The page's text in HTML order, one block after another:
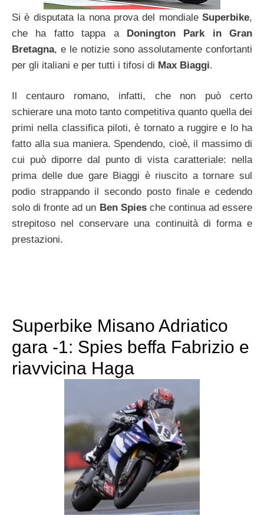
Si è disputata la nona prova del mondiale Superbike,
che ha fatto tappa a Donington Park in Gran
Bretagna, e le notizie sono assolutamente confortanti
per gli italiani e per tutti i tifosi di Max Biaggi.
Il centauro romano, infatti, che non può certo
schierare una moto tanto competitiva quanto quella dei
primi nella classifica piloti, è tornato a ruggire e lo ha
fatto alla sua maniera. Spendendo, cioè, il massimo di
cui può diporre dal punto di vista caratteriale: nella
prima delle due gare Biaggi è riuscito a tornare sul
podio strappando il secondo posto finale e cedendo
solo di fronte ad un Ben Spies che continua ad essere
strepitoso nel conservare una continuità di forma e
prestazioni.
Superbike Misano Adriatico
gara -1: Spies beffa Fabrizio e
riavvicina Haga